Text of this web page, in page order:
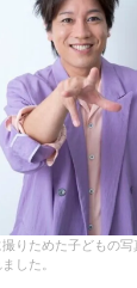
りためた子どもの
した。